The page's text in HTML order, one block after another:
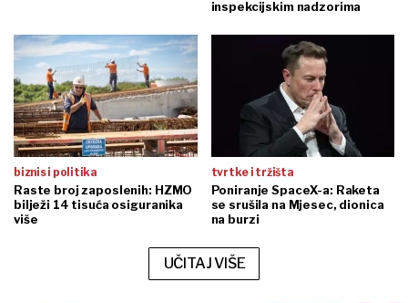
inspekcijskim nadzorima
biznis i politika
Raste broj zaposlenih: HZMO
bilježi 14 tisuća osiguranika
više
tvrtke i tržišta
Poniranje SpaceX-a: Raketa
se srušila na Mjesec, dionica
na burzi
UČITAJ VIŠE